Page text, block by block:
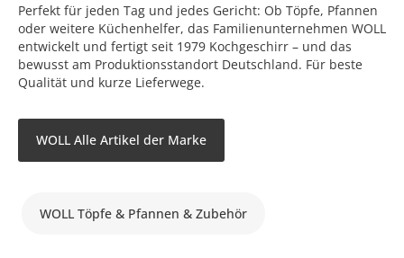
Perfekt für jeden Tag und jedes Gericht: Ob Töpfe, Pfannen
oder weitere Küchenhelfer, das Familienunternehmen WOLL
entwickelt und fertigt seit 1979 Kochgeschirr – und das
bewusst am Produktionsstandort Deutschland. Für beste
Qualität und kurze Lieferwege.
WOLL Alle Artikel der Marke
WOLL Töpfe & Pfannen & Zubehör